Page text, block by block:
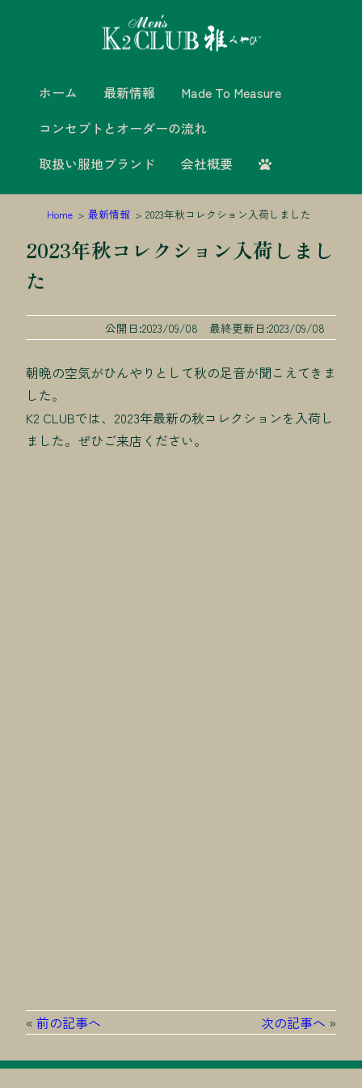
ホーム 最新情報
Made To Measure
コンセプトとオーダーの流れ
取扱い服地ブランド
会社概要
Home 最新情報 2023年秋コレクション入荷しました
2023年秋コレクション入荷しまし
た
公開日:2023/09/08 最終更新日:2023/09/08
朝晩の空気がひんやりとして秋の足音が聞こえてきま
した。
K2 CLUBでは、2023年最新の秋コレクションを入荷し
ました。ぜひご来店ください。
« 前の記事へ 次の記事へ »